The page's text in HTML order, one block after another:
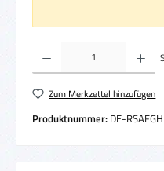
Produkt Anzahl: Gib den
Zum Merkzettel hinzufügen
Produktnummer: DE-RSAFGH